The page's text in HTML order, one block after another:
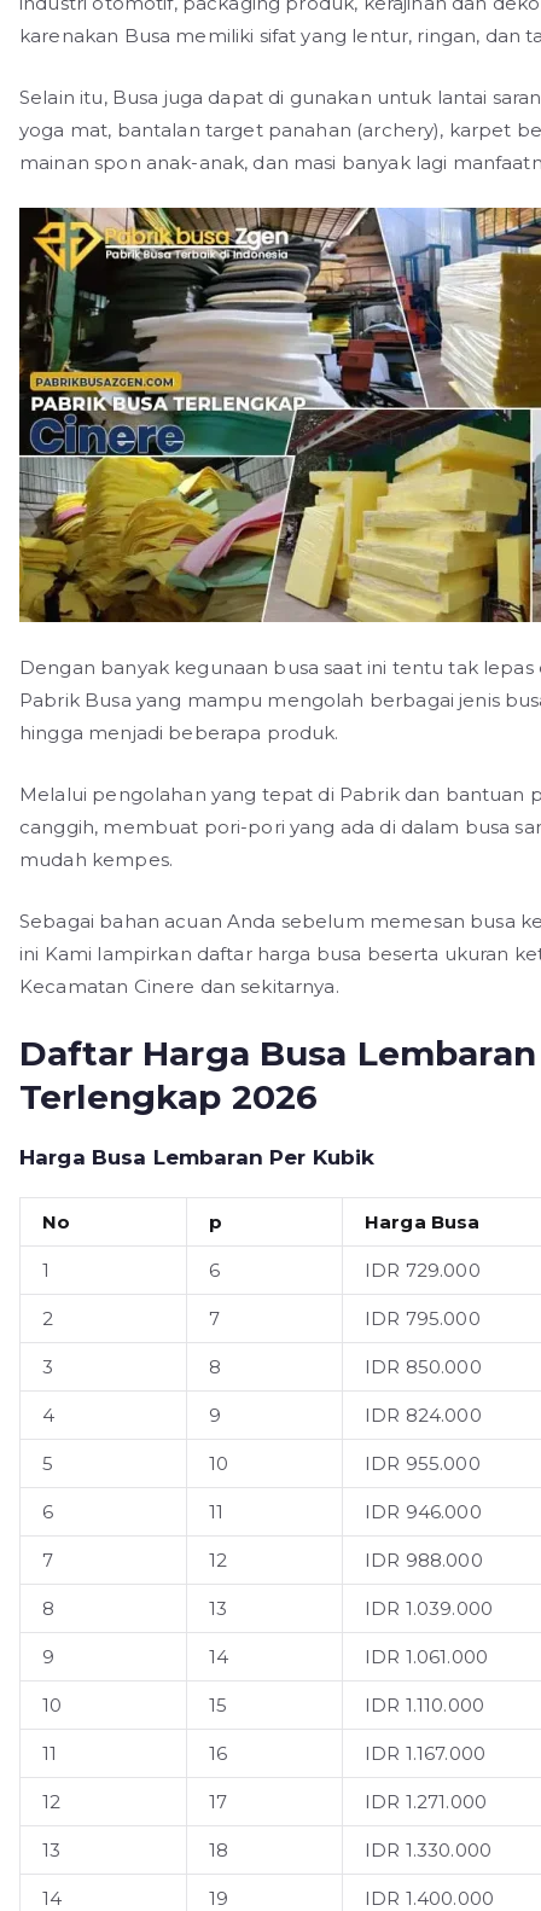
karenakan Busa memiliki sifat yang lentur, ringan, dan
Selain itu, Busa juga dapat di gunakan untuk lantai
yoga mat, bantalan target panahan (archery), karpet
mainan spon anak-anak, dan masi banyak lagi
Dengan banyak kegunaan busa saat ini tentu tak lepas
Pabrik Busa yang mampu mengolah berbagai jenis
hingga menjadi beberapa produk.
Melalui pengolahan yang tepat di Pabrik dan bantuan
canggih, membuat pori-pori yang ada di dalam busa
mudah kempes.
Sebagai bahan acuan Anda sebelum memesan busa
ini Kami lampirkan daftar harga busa beserta ukuran
Kecamatan Cinere dan sekitarnya.
Daftar Harga Busa
Terlengkap 2026
Harga Busa Lembaran Per Kubik
No p Harga Busa
1 6 IDR 729.000
2 7 IDR 795.000
3 8 IDR 850.000
4 9 IDR 824.000
5 10 IDR 955.000
6 11 IDR 946.000
7 12 IDR 988.000
8 13 IDR 1.039.000
9 14 IDR 1.061.000
10 15 IDR 1.110.000
11 16 IDR 1.167.000
12 17 IDR 1.271.000
13 18 IDR 1.330.000
14 19 IDR 1.400.000